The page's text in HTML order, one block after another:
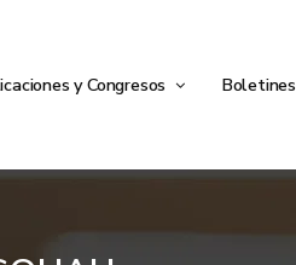
y Congresos Boletines